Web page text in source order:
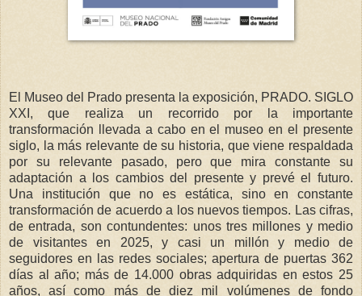
El Museo del Prado presenta la exposición, PRADO. SIGLO
XXI, que realiza un recorrido por la importante
transformación llevada a cabo en el museo en el presente
siglo, la más relevante de su historia, que viene respaldada
por su relevante pasado, pero que mira constante su
adaptación a los cambios del presente y prevé el futuro.
Una institución que no es estática, sino en constante
transformación de acuerdo a los nuevos tiempos. Las cifras,
de entrada, son contundentes: unos tres millones y medio
de visitantes en 2025, y casi un millón y medio de
seguidores en las redes sociales; apertura de puertas 362
días al año; más de 14.000 obras adquiridas en estos 25
años, así como más de diez mil volúmenes de fondo